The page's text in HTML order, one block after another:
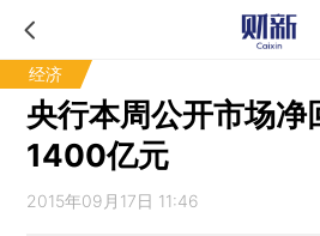
经济
央行本周公开市场净
1400亿元
2015年09月17日 11:46